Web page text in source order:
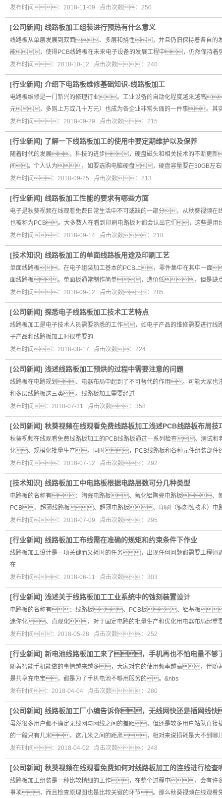
发布时间：2018-11-09 点击次数：250
[公司新闻] 线路板加工组装进行预热有什么意义
线路板从单层发展到双面、多层和挠性，并且仍旧保持着各自
能，使得PCB线路板在未来电子设备的发展工程中，仍然保持着
发布时间：2018-10-12 点击次数：240
[行业新闻] 介绍下电路板维修基础知识-线路板加工
电路板维修是一门新兴的修理行业。工业设备的自动化程度越来越高
元，多则上万或几十万元）也成为各企业非常头痛的一件事。其
发布时间：2018-09-29 点击次数：215
[行业新闻] 了解一下线路板加工的使用中要定期维护以及保养
随着时代的发展，科技的进步，硬盘磁头和相关技术的不断更
间。个人认为，如要选购电脑硬盘，硬盘容量要在30GB左
发布时间：2018-09-25 点击次数：213
[行业新闻] 线路板加工性能的要求有哪些方面
电子是秋葵视频在线观看免费日常生活中不可或缺的一部分，从秋葵视
也被称为PCB。大多数人在看到印刷电路板时都会认出它们，这些是用
发布时间：2018-09-14 点击次数：218
[技术知识] 线路板加工的单面线路板用途及印刷工艺
单面线路板，在电子组装加工基本的PCB上，零件集中在其中一面
面线路板。单面板通常制作简单，造价低，但是缺点
发布时间：2018-09-12 点击次数：285
[公司新闻] 探悉电子线路板加工技术工艺特点
线路板加工是电子技术人员需要熟悉的工作，如电子产品的维修需要进行
子产品和线路板加工时很重要的
发布时间：2018-08-17 点击次数：224
[公司新闻] 浅述线路板加工预烘的过程中需要注意的问题
线路板在电路规划、电器布局中起到了不可替代的作用。可能大
和多层线路板这三类。线路板加工需要经过
发布时间：2018-07-31 点击次数：358
[公司新闻] 秋葵视频在线观看免费线路板加工浅述PCB线路板布局技
秋葵视频在线观看免费线路板加工的PCB线路板通过一系列检查、测试
化、规模化批量生产。同时，PCB线路板和各种元件组装部件
发布时间：2018-07-12 点击次数：292
[技术知识] 线路板加工中电路板根据电路层数可分几种类型
电路板的名称有：陶瓷电路板、氧化铝陶瓷电路板
PCB、超薄线路板、超薄电路板、印刷（铜刻蚀技术）
发布时间：2018-07-09 点击次数：295
[行业新闻] 线路板加工布线需在准确的规矩和约束条件下作业
线路板加工设计是一项关键而又耗时的任务，出现任何问题都需要工程
在
发布时间：2018-06-11 点击次数：303
[行业新闻] 浅述关于线路板加工工业系统中的蚀刻装置设计
电路板的名称有：线路板、PCB板、铝基板
迷你化、直观化，对于固定电路的批量生产和优化用电器布局起
发布时间：2018-05-28 点击次数：252
[行业新闻] 新电池线路板加工来了，手机再也不怕电量不
随着智能手机能做的事情越来越多，大家对它的使用频率越高，
是共享充电宝，都是为了手机电池不够用服务的。&nbs
发布时间：2018-04-04 点击次数：280
[公司新闻] 线路板加工厂小编告诉你，无线网快还是插网线
虽然很多用户都不确定无线网与网线之间的差距，但还是较多用户站队
的一般只有几米，这几米之间的距离，相对来说损耗是大不到哪
发布时间：2018-04-02 点击次数：248
[公司新闻] 秋葵视频在线观看免费如何对线路板加工的连线进行
线路板加工组装是一种比较精细的工作，在整个过程中，会有
事项，而且检查原理图也是比较关键的环节。那么秋葵视频在线观